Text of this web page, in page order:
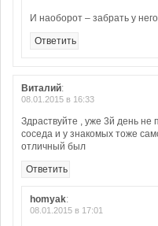
И наоборот – забрать у
Ответить
Виталий:
08.01.2015 в 16:33
Здраствуйте , уже 3й день не
соседа и у знакомых тоже
отличный был
Ответить
homyak:
08.01.2015 в 17:01